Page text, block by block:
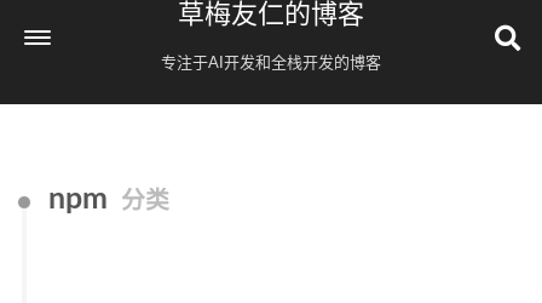
草梅友仁的博客
专注于AI开发和全栈开发的博客
npm 分类